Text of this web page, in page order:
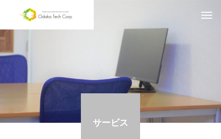
サービス